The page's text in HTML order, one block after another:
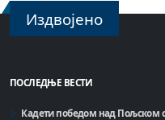
Издвојено
ПОСЛЕДЊЕ ВЕСТИ
Кадети победом над Пољском